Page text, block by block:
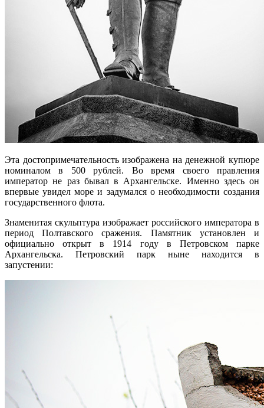
Эта достопримечательность изображена на денежной купюре
номиналом в 500 рублей. Во время своего правления
император не раз бывал в Архангельске. Именно здесь он
впервые увидел море и задумался о необходимости создания
государственного флота.
Знаменитая скульптура изображает российского императора в
период Полтавского сражения. Памятник установлен и
официально открыт в 1914 году в Петровском парке
Архангельска. Петровский парк ныне находится в
запустении: